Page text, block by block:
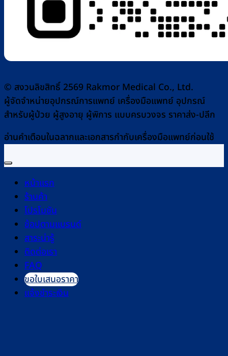
© สงวนลิขสิทธิ์ 2569 Rakmor Medical Co., Ltd.
ผู้จัดจำหน่ายอุปกรณ์การแพทย์ เครื่องมือแพทย์ อุปกรณ์
สำหรับผู้ป่วย ผู้สูงอายุ ผู้พิการ แบบครบวงจร ราคาส่ง-ปลีก
อ่านคำเตือนในฉลากและเอกสารกำกับเครื่องมือแพทย์ก่อนใช้
หน้าแรก
ร้านค้า
โปรโมชัน
ช้อปตามแบรนด์
สาระน่ารู้
ติดต่อเรา
FAQ
ขอใบเสนอราคา
แจ้งชำระเงิน